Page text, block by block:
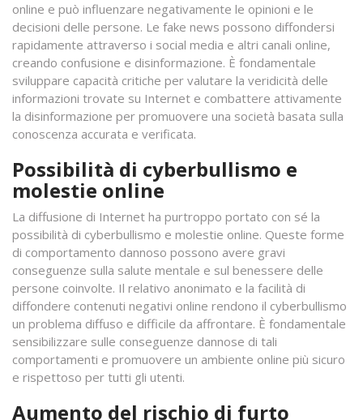
online e può influenzare negativamente le opinioni e le
decisioni delle persone. Le fake news possono diffondersi
rapidamente attraverso i social media e altri canali online,
creando confusione e disinformazione. È fondamentale
sviluppare capacità critiche per valutare la veridicità delle
informazioni trovate su Internet e combattere attivamente
la disinformazione per promuovere una società basata sulla
conoscenza accurata e verificata.
Possibilità di cyberbullismo e
molestie online
La diffusione di Internet ha purtroppo portato con sé la
possibilità di cyberbullismo e molestie online. Queste forme
di comportamento dannoso possono avere gravi
conseguenze sulla salute mentale e sul benessere delle
persone coinvolte. Il relativo anonimato e la facilità di
diffondere contenuti negativi online rendono il cyberbullismo
un problema diffuso e difficile da affrontare. È fondamentale
sensibilizzare sulle conseguenze dannose di tali
comportamenti e promuovere un ambiente online più sicuro
e rispettoso per tutti gli utenti.
Aumento del rischio di furto